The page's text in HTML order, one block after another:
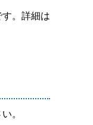
。詳細は
。